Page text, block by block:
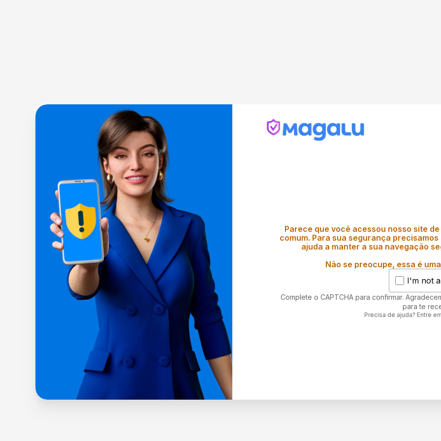
Parece que você acessou nosso site
comum. Para sua segurança
ajuda a manter a sua navegação
Não se preocupe, essa é
I'm not
Complete o CAPTCHA para confirmar.
para te
Precisa de ajuda? Entre